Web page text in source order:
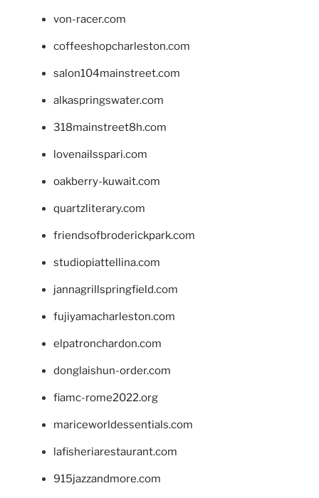
von-racer.com
coffeeshopcharleston.com
salon104mainstreet.com
alkaspringswater.com
318mainstreet8h.com
lovenailsspari.com
oakberry-kuwait.com
quartzliterary.com
friendsofbroderickpark.com
studiopiattellina.com
jannagrillspringfield.com
fujiyamacharleston.com
elpatronchardon.com
donglaishun-order.com
fiamc-rome2022.org
mariceworldessentials.com
lafisheriarestaurant.com
915jazzandmore.com